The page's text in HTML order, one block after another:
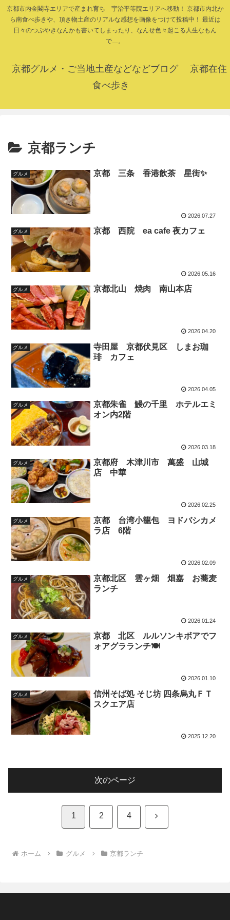
京都市内金閣寺エリアで産まれ育ち 宇治平等院エリアへ移動！ 京都市内北か
ら南食べ歩きや、頂き物土産のリアルな感想を画像をつけて投稿中！ 最近は
日々のつぶやきなんかも書いてしまったり、なんせ色々起こる人生なもん
で…。
京都グルメ・ご当地土産などなどブログ 京都在住
食べ歩き
京都ランチ
グルメ 京都 三条 香港飲茶 星街✨
2026.07.27
グルメ 京都 西院 ea cafe 夜カフェ
2026.05.16
グルメ 京都北山 焼肉 南山本店
2026.04.20
グルメ
寺田屋 京都伏見区 しまお珈
琲 カフェ
2026.04.05
グルメ
京都朱雀 鰻の千里 ホテルエミ
オン内2階
2026.03.18
グルメ
京都府 木津川市 萬盛 山城
店 中華
2026.02.25
グルメ
京都 台湾小籠包 ヨドバシカメ
ラ店 6階
2026.02.09
グルメ
京都北区 雲ヶ畑 畑嘉 お蕎麦
ランチ
2026.01.24
グルメ
京都 北区 ルルソンキボアでフ
ォアグラランチ🍽️
2026.01.10
グルメ
信州そば処 そじ坊 四条烏丸ＦＴ
スクエア店
2025.12.20
次のページ
1 2 4 次
ホーム グルメ 京都ランチ